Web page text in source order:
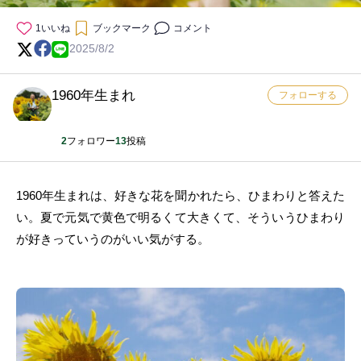
1 いいね ブックマーク コメント
2025/8/2
1960年生まれ
2フォロワー13投稿
フォローする
1960年生まれは、好きな花を聞かれたら、ひまわりと答えた
い。夏で元気で黄色で明るくて大きくて、そういうひまわり
が好きっていうのがいい気がする。